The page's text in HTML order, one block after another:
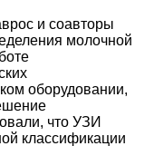
и соавторы
молочной
оборудовании,
что УЗИ
классификации